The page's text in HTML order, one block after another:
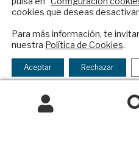
Buscar
Financiado por el
Recuperación,
España Next
Declaración
cookies que deseas desactivar.
Para más información, te
nuestra Política de Cookies.
Aceptar Rechazar
Checkbox
acepto
la
política
de
política de privacidad